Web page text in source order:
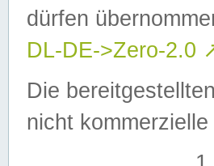
dürfen
DL-DE->Zero-2.0
Die
nicht